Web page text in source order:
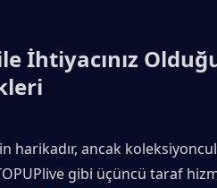
İhtiyacınız
harikadır, ancak
gibi üçüncü taraf